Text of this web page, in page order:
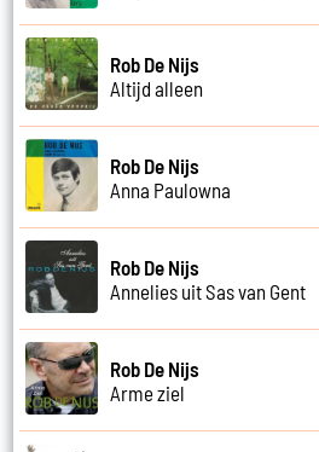
Rob De Nijs
Altijd alleen
Rob De Nijs
Anna Paulowna
Rob De Nijs
Annelies uit Sas van Gent
Rob De Nijs
Arme ziel